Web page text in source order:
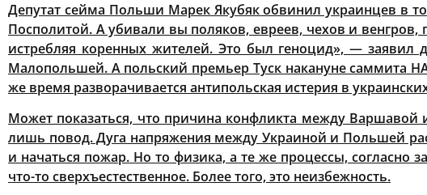
Депутат сейма Польши Марек Якубяк обвинил украинцев в
Посполитой. А убивали вы поляков, евреев, чехов и венгров,
истребляя коренных жителей. Это был геноцид», — заявил
Малопольшей. А польский премьер Туск накануне саммита
же время разворачивается антипольская истерия в
Может показаться, что причина конфликта между
лишь повод. Дуга напряжения между Украиной и Польшей
и начаться пожар. Но то физика, а те же процессы, согласно
что-то сверхъестественное. Более того, это неизбежность.